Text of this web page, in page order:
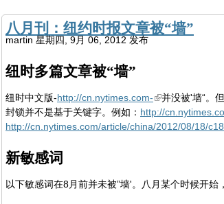
八月刊：纽约时报文章被“墙”
martin 星期四, 9月 06, 2012 发布
纽时多篇文章被“墙”
纽时中文版-http://cn.nytimes.com- 并没被'墙“。
封锁并不是基于关键字。例如： http://
http://cn.nytimes.com/article/china/2012/08/18/
新敏感词
以下敏感词在8月前并未被”墙'。八月某个时候开始